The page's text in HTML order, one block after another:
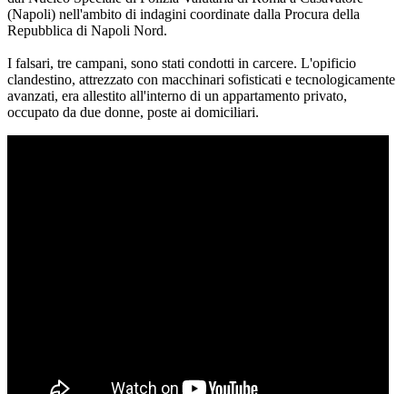
(Napoli) nell'ambito di indagini coordinate dalla Procura della
Repubblica di Napoli Nord.
I falsari, tre campani, sono stati condotti in carcere. L'opificio
clandestino, attrezzato con macchinari sofisticati e tecnologicamente
avanzati, era allestito all'interno di un appartamento privato,
occupato da due donne, poste ai domiciliari.